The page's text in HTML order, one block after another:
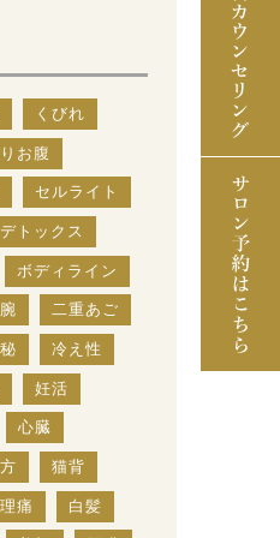
くびれ
お腹
セルライト
デトックス
ボディライン
二重あご
冷え性
妊活
心臓
猫背
痛 白髪